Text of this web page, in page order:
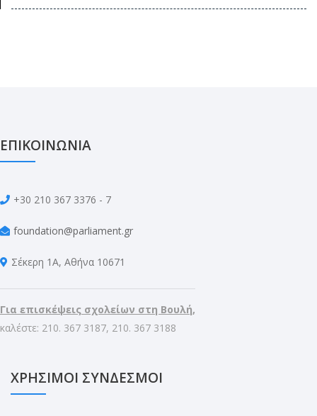
ΕΠΙΚΟΙΝΩΝΙΑ
+30 210 367 3376 - 7
foundation@parliament.gr
Σέκερη 1Α, Αθήνα 10671
Για επισκέψεις σχολείων στη Βουλή,
καλέστε: 210. 367 3187, 210. 367 3188
ΧΡΗΣΙΜΟΙ ΣΥΝΔΕΣΜΟΙ